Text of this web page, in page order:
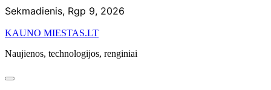
Skip
content
Sekmadienis, Rgp 9, 2026
KAUNO MIESTAS.LT
Naujienos, technologijos, renginiai